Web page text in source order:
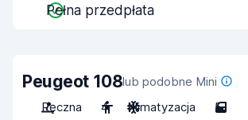
Pełna przedpłata
Peugeot 108lub podobne Mini
Ręczna
4 Klimatyzacja 5